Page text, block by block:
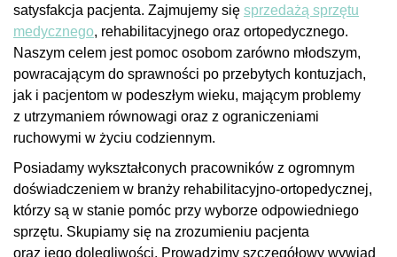
satysfakcja pacjenta. Zajmujemy się sprzedażą sprzętu
medycznego, rehabilitacyjnego oraz ortopedycznego.
Naszym celem jest pomoc osobom zarówno młodszym,
powracającym do sprawności po przebytych kontuzjach,
jak i pacjentom w podeszłym wieku, mającym problemy
z utrzymaniem równowagi oraz z ograniczeniami
ruchowymi w życiu codziennym.
Posiadamy wykształconych pracowników z ogromnym
doświadczeniem w branży rehabilitacyjno-ortopedycznej,
którzy są w stanie pomóc przy wyborze odpowiedniego
sprzętu. Skupiamy się na zrozumieniu pacjenta
oraz jego dolegliwości. Prowadzimy szczegółowy wywiad